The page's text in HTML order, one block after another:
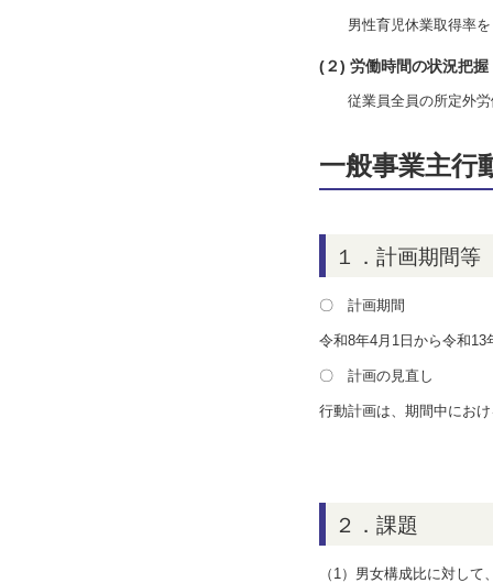
男性育児休業取得率を
(２) 労働時間の状況把
従業員全員の所定外労
一般事業主行
１．計画期間等
〇 計画期間
令和8年4月 1 日から令和13
〇 計画の見直し
行動計画は、期間中にお
２．課題
（ 1）男女構成比に対して